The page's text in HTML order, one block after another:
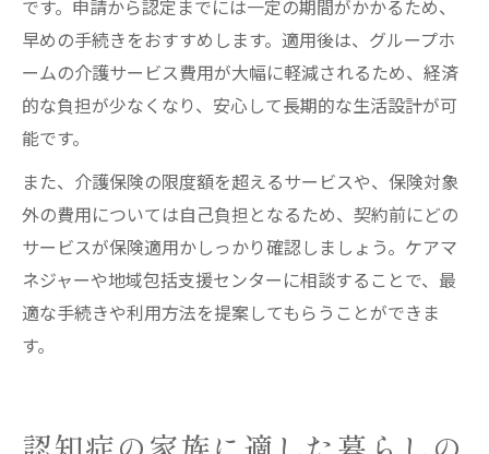
です。申請から認定までには一定の期間がかかるため、
早めの手続きをおすすめします。適用後は、グループホ
ームの介護サービス費用が大幅に軽減されるため、経済
的な負担が少なくなり、安心して長期的な生活設計が可
能です。
また、介護保険の限度額を超えるサービスや、保険対象
外の費用については自己負担となるため、契約前にどの
サービスが保険適用かしっかり確認しましょう。ケアマ
ネジャーや地域包括支援センターに相談することで、最
適な手続きや利用方法を提案してもらうことができま
す。